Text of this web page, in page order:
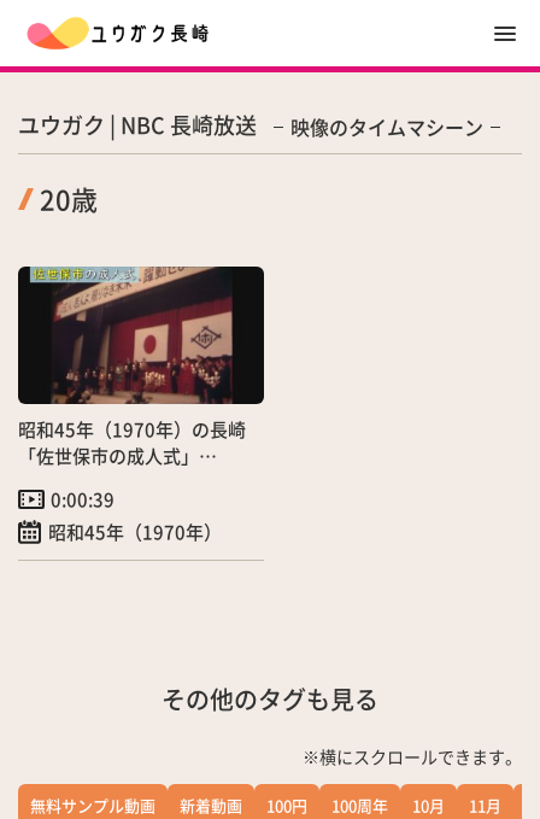
ユウガク | NBC 長崎放送 映像のタイムマシーン
20歳
昭和45年（1970年）の長崎
「佐世保市の成人式」
0:00:39
昭和45年（1970年）
その他のタグも見る
※横にスクロールできます。
無料サンプル動画 新着動画 100円 100周年 10月 11月